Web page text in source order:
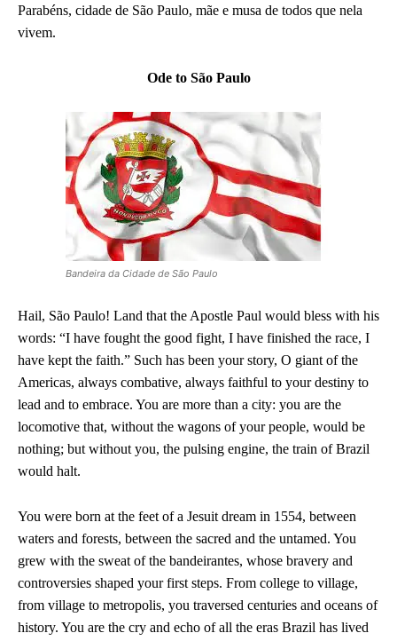
Parabéns, cidade de São Paulo, mãe e musa de todos que nela
vivem.
Ode to São Paulo
Bandeira da Cidade de São Paulo
Hail, São Paulo! Land that the Apostle Paul would bless with his
words: “I have fought the good fight, I have finished the race, I
have kept the faith.” Such has been your story, O giant of the
Americas, always combative, always faithful to your destiny to
lead and to embrace. You are more than a city: you are the
locomotive that, without the wagons of your people, would be
nothing; but without you, the pulsing engine, the train of Brazil
would halt.
You were born at the feet of a Jesuit dream in 1554, between
waters and forests, between the sacred and the untamed. You
grew with the sweat of the bandeirantes, whose bravery and
controversies shaped your first steps. From college to village,
from village to metropolis, you traversed centuries and oceans of
history. You are the cry and echo of all the eras Brazil has lived